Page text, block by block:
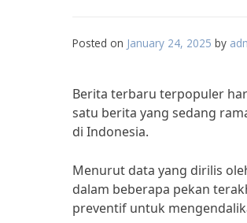
Posted on January 24, 2025 by
Berita terbaru terpopuler
satu berita yang sedang
di Indonesia.
Menurut data yang dirilis
dalam beberapa pekan
preventif untuk